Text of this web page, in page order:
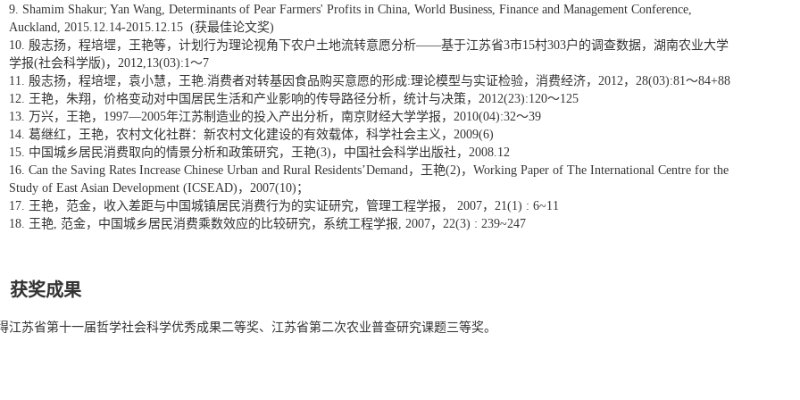
9. Shamim Shakur; Yan Wang, Determinants of Pear Farmers' Profits in China, World Business, Finance and Management Conference,
Auckland, 2015.12.14-2015.12.15 (获最佳论文奖)
10. 殷志扬，程培堽，王艳等，计划行为理论视角下农户土地流转意愿分析——基于江苏省3市15村303户的调查数据，湖南农业大学
学报(社会科学版) ， 2012,13(03):1～7
11. 殷志扬，程培堽，袁小慧，王艳.消费者对转基因食品购买意愿的形成:理论模型与实证检验，消费经济， 2012， 28(03):81～84+88
12. 王艳，朱翔，价格变动对中国居民生活和产业影响的传导路径分析，统计与决策， 2012(23):120～125
13. 万兴，王艳， 1997—2005年江苏制造业的投入产出分析，南京财经大学学报， 2010(04):32～39
14.葛继红，王艳，农村文化社群：新农村文化建设的有效载体，科学社会主义， 2009(6)
15. 中国城乡居民消费取向的情景分析和政策研究，王艳(3) ，中国社会科学出版社， 2008.12
16.Can the Saving Rates Increase Chinese Urban and Rural Residents’Demand，王艳(2) ，Working Paper of The International Centre for the
Study of East Asian Development (ICSEAD) ， 2007(10) ；
17. 王艳，范金，收入差距与中国城镇居民消费行为的实证研究，管理工程学报， 2007， 21(1) : 6~11
18. 王艳, 范金，中国城乡居民消费乘数效应的比较研究，系统工程学报, 2007， 22(3) : 239~247
获奖成果
江苏省第十一届哲学社会科学优秀成果二等奖、江苏省第二次农业普查研究课题三等奖。